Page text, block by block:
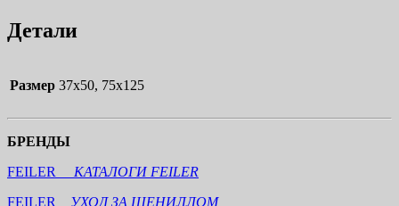
Детали
Размер 37х50, 75х125
БРЕНДЫ
FEILER КАТАЛОГИ FEILER
FEILER
УХОД ЗА ШЕНИЛЛОМ